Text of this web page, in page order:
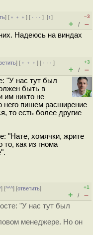
] [ ﹢﹢﹢] [ · · ·][↑]
–3
+ / –
Надеюсь на виндах
] [ ﹢﹢﹢] [ · · ·]
+3
+ / –
"У нас тут был
быть в
никто не
него пишем расширение
то есть более другие
"Нате, хомячки, жрите
как из гнома
] [^^^] [ответить]
+1
+ / –
"У нас тут был
менеджере. Но он